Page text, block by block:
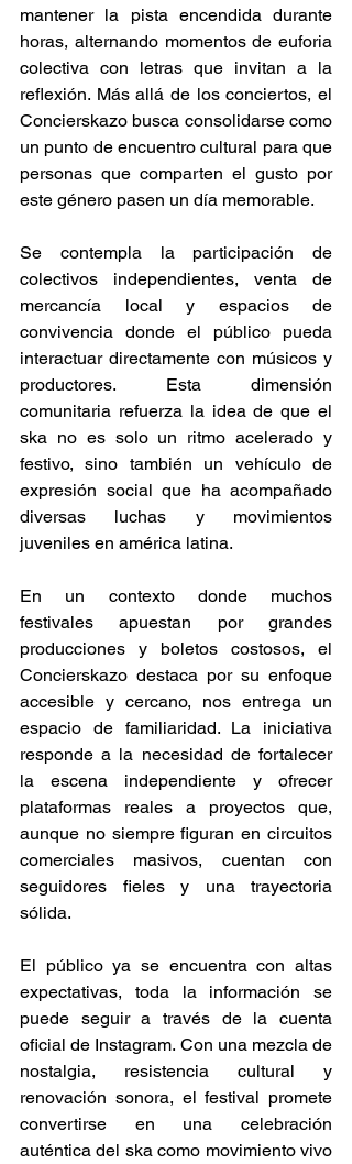
mantener la pista encendida durante
horas, alternando momentos de euforia
colectiva con letras que invitan a la
reflexión. Más allá de los conciertos, el
Concierskazo busca consolidarse como
un punto de encuentro cultural para que
personas que comparten el gusto por
este género pasen un día memorable.
Se contempla la participación de
colectivos independientes, venta de
mercancía local y espacios de
convivencia donde el público pueda
interactuar directamente con músicos y
productores. Esta dimensión
comunitaria refuerza la idea de que el
ska no es solo un ritmo acelerado y
festivo, sino también un vehículo de
expresión social que ha acompañado
diversas luchas y movimientos
juveniles en américa latina.
En un contexto donde muchos
festivales apuestan por grandes
producciones y boletos costosos, el
Concierskazo destaca por su enfoque
accesible y cercano, nos entrega un
espacio de familiaridad. La iniciativa
responde a la necesidad de fortalecer
la escena independiente y ofrecer
plataformas reales a proyectos que,
aunque no siempre figuran en circuitos
comerciales masivos, cuentan con
seguidores fieles y una trayectoria
sólida.
El público ya se encuentra con altas
expectativas, toda la información se
puede seguir a través de la cuenta
oficial de Instagram. Con una mezcla de
nostalgia, resistencia cultural y
renovación sonora, el festival promete
convertirse en una celebración
auténtica del ska como movimiento vivo